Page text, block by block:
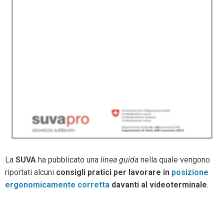
La SUVA ha pubblicato una linea guida nella quale vengono
riportati alcuni consigli pratici per lavorare in posizione
ergonomicamente corretta davanti al videoterminale.